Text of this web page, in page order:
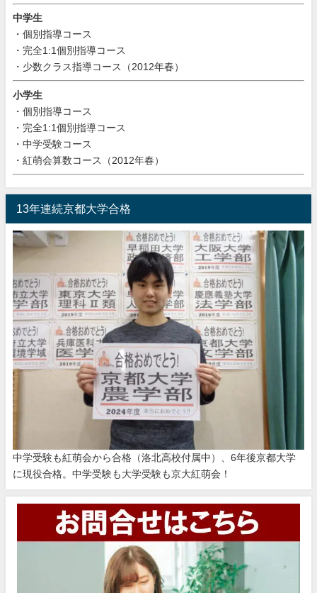
中学生
・個別指導コース
・完全1:1個別指導コース
・少数クラス指導コース（2012年春）
小学生
・個別指導コース
・完全1:1個別指導コース
・中学受験コース
・紅萌会算数コース（2012年春）
13年連続京都大学合格
中学受験も紅萌会から合格（洛北高校付属中）、6年後京都大学
に現役合格。中学受験も大学受験も京大紅萌会！